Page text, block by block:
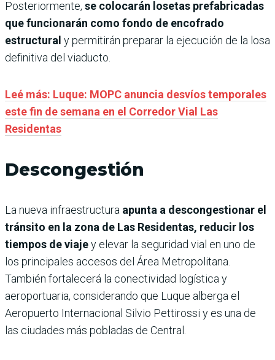
Posteriormente, se colocarán losetas prefabricadas
que funcionarán como fondo de encofrado
estructural y permitirán preparar la ejecución de la losa
definitiva del viaducto.
Leé más: Luque: MOPC anuncia desvíos temporales
este fin de semana en el Corredor Vial Las
Residentas
Descongestión
La nueva infraestructura apunta a descongestionar el
tránsito en la zona de Las Residentas, reducir los
tiempos de viajey elevar la seguridad vial en uno de
los principales accesos del Área Metropolitana.
También fortalecerá la conectividad logística y
aeroportuaria, considerando que Luque alberga el
Aeropuerto Internacional Silvio Pettirossi y es una de
las ciudades más pobladas de Central.